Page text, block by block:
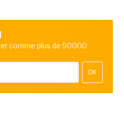
comme plus de 50000
OK